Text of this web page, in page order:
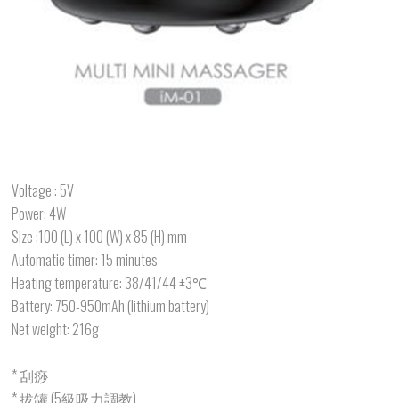
Voltage : 5V
Power: 4W
Size :100 (L) x 100 (W) x 85 (H) mm
Automatic timer: 15 minutes
Heating temperature: 38/41/44 ±3℃
Battery: 750-950mAh (lithium battery)
Net weight: 216g
* 刮痧
* 拔罐 (5級吸力調教)